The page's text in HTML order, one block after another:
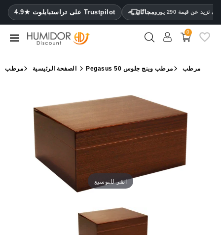
4.9★ على تراستبايلوت Trustpilot مجانًا عن قيمة 290 يورو CATEGORY
مرطب
خزائن
ترطيب
0
الصفحة الرئيسية مرطب Pegasus مرطب مرطب وينج جلوس 50
انقر للتوسيع